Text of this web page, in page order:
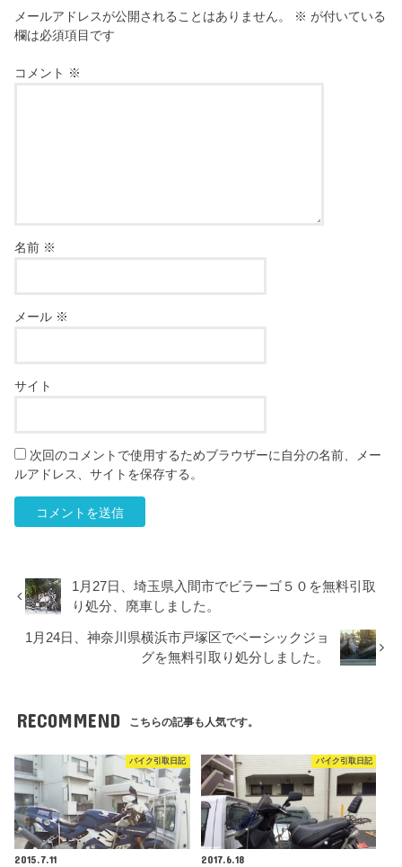
メールアドレスが公開されることはありません。 ※ が付いている
欄は必須項目です
コメント ※
名前 ※
メール ※
サイト
次回のコメントで使用するためブラウザーに自分の名前、メー
ルアドレス、サイトを保存する。
1月27日、埼玉県入間市でビラーゴ５０を無料引取
り処分、廃車しました。
1月24日、神奈川県横浜市戸塚区でベーシックジョ
グを無料引取り処分しました。
RECOMMEND こちらの記事も人気です。
バイク引取日記
2015.7.11
バイク引取日記
2017.6.18